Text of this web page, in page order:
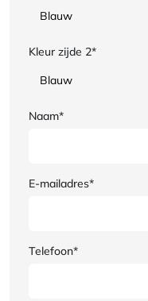
Kleur zijde 2*
Naam*
E-mailadres*
Telefoon*